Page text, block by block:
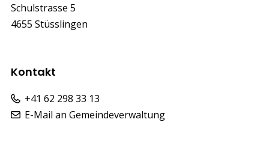
Schulstrasse 5
4655 Stüsslingen
Kontakt
+41 62 298 33 13
E-Mail an Gemeindeverwaltung